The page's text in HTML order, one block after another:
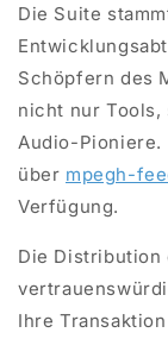
Die Suite
Schöpfern des
nicht nur
Audio-Pioniere.
über mpegh-
Verfügung.
Die Distribution
Ihre